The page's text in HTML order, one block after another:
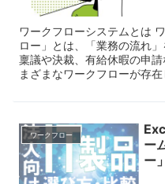
ワークフローシステムとは
ロー」とは、「業務の流れ
稟議や決裁、有給休暇の申
まざまなワークフローが存
ワークフロー
ー
ー